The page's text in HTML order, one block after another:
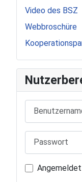
Video des BSZ
Webbroschüre